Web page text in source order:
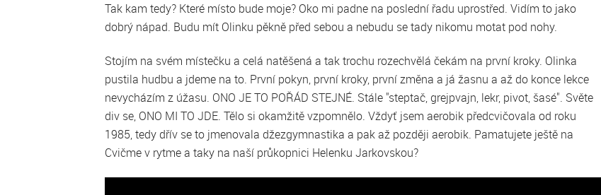
Tak kam tedy? Které místo bude moje? Oko mi padne na poslední řadu uprostřed. Vidím to jako
dobrý nápad. Budu mít Olinku pěkně před sebou a nebudu se tady nikomu motat pod nohy.
Stojím na svém místečku a celá natěšená a tak trochu rozechvělá čekám na první kroky. Olinka
pustila hudbu a jdeme na to. První pokyn, první kroky, první změna a já žasnu a až do konce lekce
nevycházím z úžasu. ONO JE TO POŘÁD STEJNÉ. Stále "steptač, grejpvajn, lekr, pivot, šasé". Světe
div se, ONO MI TO JDE. Tělo si okamžitě vzpomnělo. Vždyť jsem aerobik předcvičovala od roku
1985, tedy dřív se to jmenovala džezgymnastika a pak až později aerobik. Pamatujete ještě na
Cvičme v rytme a taky na naší průkopnici Helenku Jarkovskou?